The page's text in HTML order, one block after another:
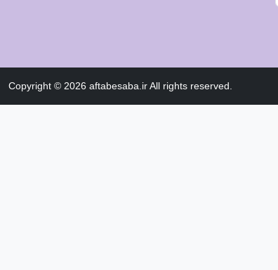
Copyright © 2026 aftabesaba.ir All rights reserved.